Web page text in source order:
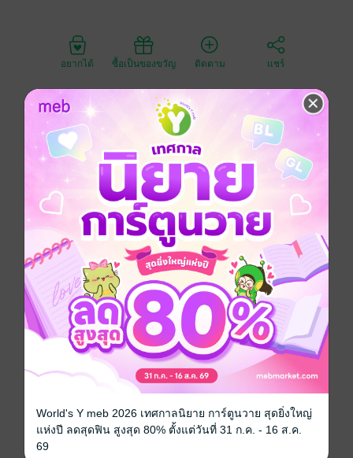
อยากได้ ซื้อเป็นของขวัญ ติดตาม แชร์
ยุคนี้เป็นยุคแห่งการสื่อสาร
การฝึกภาษาอังกฤษเป็นเรื่องจำเป็นอย่างยิ่ง
เริ่มต้นกับคู่มือเล่มนี้ 1,000 ประโยคง่ายๆ
รับประกันนำไปใช้ได้ทุกสถานการณ์
ดูหนังสือเรื่องอื่นๆ ของเรา ได้ที่ www.pailinbooknet.com
ภาษาอังกฤษ ภาษาในชีวิตประจำวัน การพูด
คำศัพท์
ประเภทไฟล์ pdf
วันที่วางขาย 16 กรกฎาคม 2561
112 หน้า
ราคาปก 109 บาท (ประหยัด 20%)
World's Y meb 2026 เทศกาลนิยาย การ์ตูนวาย สุดยิ่งใหญ่
แห่งปี ลดสุดฟิน สูงสุด 80% ตั้งแต่วันที่ 31 ก.ค. - 16 ส.ค.
69